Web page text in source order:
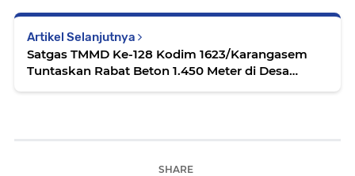
Artikel Selanjutnya
Satgas TMMD Ke-128 Kodim 1623/Karangasem
Tuntaskan Rabat Beton 1.450 Meter di Desa
SHARE